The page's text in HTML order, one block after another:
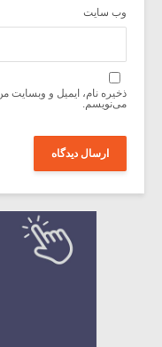
وب‌ سایت
ذخیره نام، ایمیل و وبسایت
می‌نویسم.